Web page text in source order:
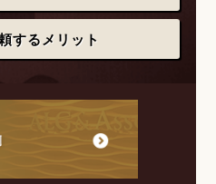
するメリット